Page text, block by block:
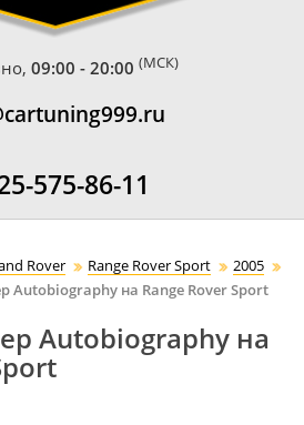
09:00 - 20:00 (МСК)
575-86-11
Rover Range Rover Sport
2005
Autobiography на Range Rover Sport
Autobiography на